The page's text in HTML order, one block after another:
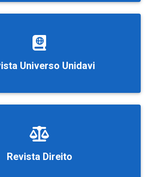
Universo Unidavi
Revista Direito